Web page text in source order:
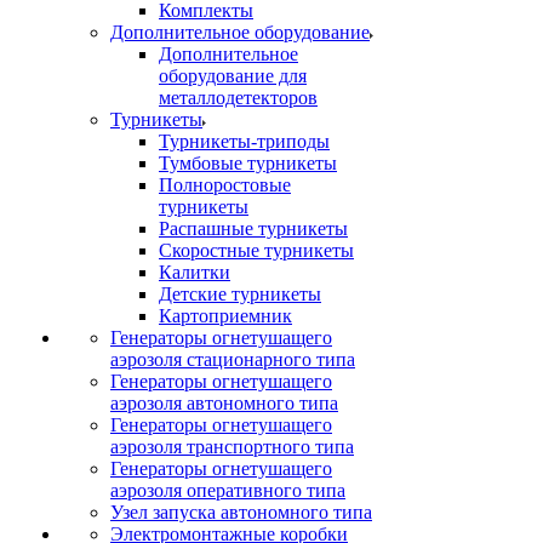
Комплекты
Дополнительное оборудование
Дополнительное
оборудование для
металлодетекторов
Турникеты
Турникеты-триподы
Тумбовые турникеты
Полноростовые
турникеты
Распашные турникеты
Скоростные турникеты
Калитки
Детские турникеты
Картоприемник
Генераторы огнетушащего
аэрозоля стационарного типа
Генераторы огнетушащего
аэрозоля автономного типа
Генераторы огнетушащего
аэрозоля транспортного типа
Генераторы огнетушащего
аэрозоля оперативного типа
Узел запуска автономного типа
Электромонтажные коробки